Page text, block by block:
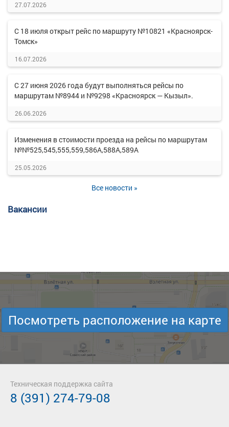
27.07.2026
С 18 июля открыт рейс по маршруту №10821 «Красноярск-
Томск»
16.07.2026
С 27 июня 2026 года будут выполняться рейсы по
маршрутам №8944 и №9298 «Красноярск — Кызыл».
26.06.2026
Изменения в стоимости проезда на рейсы по маршрутам
№№525,545,555,559,586А,588А,589А
25.05.2026
Все новости »
Вакансии
Посмотреть расположение на карте
Техническая поддержка сайта
8 (391) 274-79-08